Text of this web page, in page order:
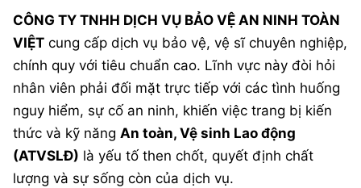
CÔNG TY TNHH DỊCH VỤ BẢO VỆ AN NINH TOÀN
VIỆT cung cấp dịch vụ bảo vệ, vệ sĩ chuyên nghiệp,
chính quy với tiêu chuẩn cao. Lĩnh vực này đòi hỏi
nhân viên phải đối mặt trực tiếp với các tình huống
nguy hiểm, sự cố an ninh, khiến việc trang bị kiến
thức và kỹ năng An toàn, Vệ sinh Lao động
(ATVSLĐ) là yếu tố then chốt, quyết định chất
lượng và sự sống còn của dịch vụ.